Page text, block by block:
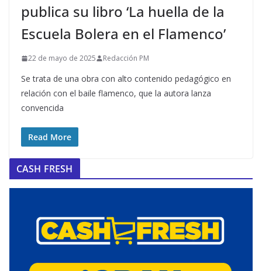
publica su libro ‘La huella de la
Escuela Bolera en el Flamenco’
22 de mayo de 2025 Redacción PM
Se trata de una obra con alto contenido pedagógico en
relación con el baile flamenco, que la autora lanza
convencida
Read More
CASH FRESH